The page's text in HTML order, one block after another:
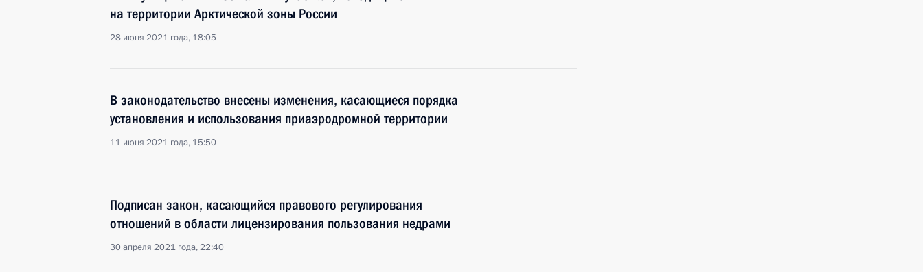
на территории Арктической зоны России
28 июня 2021 года, 18:05
В законодательство внесены изменения, касающиеся порядка
установления и использования приаэродромной территории
11 июня 2021 года, 15:50
Подписан закон, касающийся правового регулирования
отношений в области лицензирования пользования недрами
30 апреля 2021 года, 22:40